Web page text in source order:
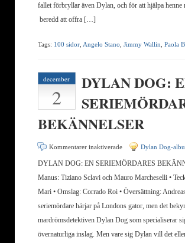
fallet förbryllar även Dylan, och för att hjälpa henne
beredd att offra […]
Tags: 100 sidor Angelo Stano Jimmy Wallin Paola
december
2
DYLAN DOG:
BEKÄNNELSER
Kommentarer inaktiverade för
EN
SERIEMÖRDARES
BEKÄNNELSER
Dylan Dog-
DYLAN DOG: EN SERIEMÖRDARES
Manus: Tiziano Sclavi och Mauro Marcheselli •
Mari • Omslag: Corrado Roi • Översättning:
seriemördare härjar på Londons gator, men det
mardrömsdetektiven Dylan Dog som specialiserar
övernaturliga inslag. Men vare sig Dylan vill det